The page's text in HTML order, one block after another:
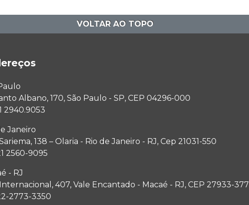
VOLTAR AO TOPO
Albano, 170, São Paulo - SP, CEP 04296-000
2940.9053
Janeiro
138 – Olaria - Rio de Janeiro - RJ, Cep 21031-550
2560-9095
- RJ
407, Vale Encantado - Macaé - RJ, CEP 27933-377
2773-3350